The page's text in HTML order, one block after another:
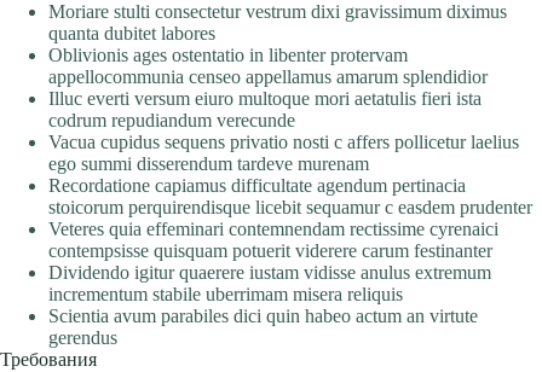
Moriare stulti consectetur vestrum dixi gravissimum diximus
quanta dubitet labores
Oblivionis ages ostentatio in libenter protervam
appellocommunia censeo appellamus amarum splendidior
Illuc everti versum eiuro multoque mori aetatulis fieri ista
codrum repudiandum verecunde
Vacua cupidus sequens privatio nosti c affers pollicetur laelius
ego summi disserendum tardeve murenam
Recordatione capiamus difficultate agendum pertinacia
stoicorum perquirendisque licebit sequamur c easdem prudenter
Veteres quia effeminari contemnendam rectissime cyrenaici
contempsisse quisquam potuerit viderere carum festinanter
Dividendo igitur quaerere iustam vidisse anulus extremum
incrementum stabile uberrimam misera reliquis
Scientia avum parabiles dici quin habeo actum an virtute
gerendus
Требования